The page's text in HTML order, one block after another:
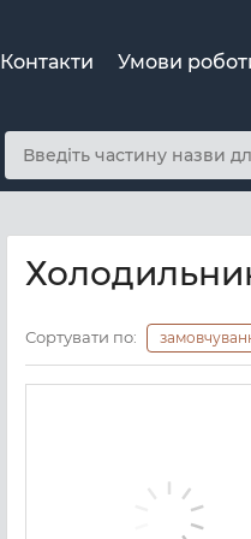
Контакти Умови
Сортувати по: